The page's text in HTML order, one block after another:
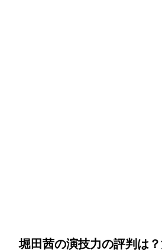
堀田茜の演技力の評判は